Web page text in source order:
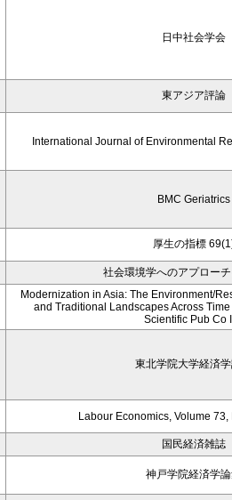
日中社会学会
東アジア評論
International Journal of Environmental
BMC Geriatrics
厚生の指標
社会環境学へのアプロー
Modernization in Asia: The Environment/
and Traditional Landscapes Across
Scientific Pub Co
東北学院大学経済
Labour Economics, Volume
国民経済雑誌
神戸学院経済学